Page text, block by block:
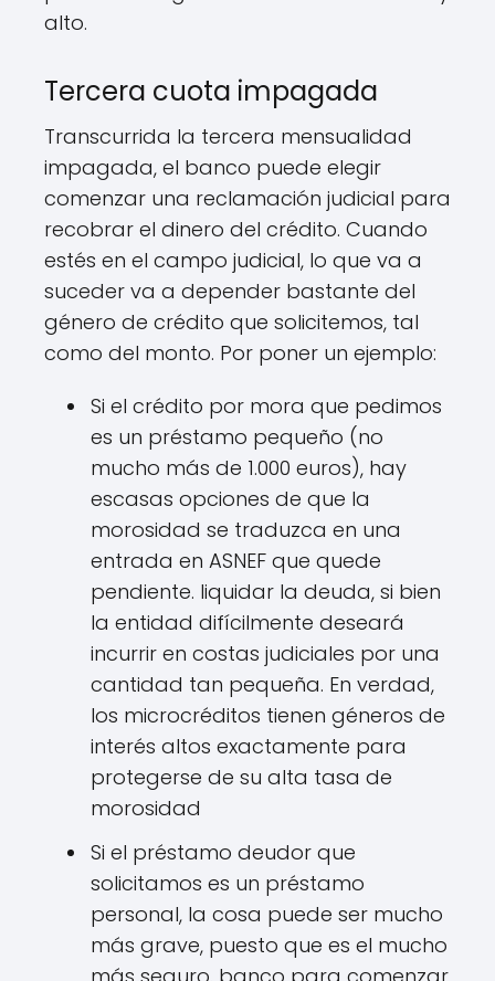
alto.
Tercera cuota impagada
Transcurrida la tercera mensualidad
impagada, el banco puede elegir
comenzar una reclamación judicial para
recobrar el dinero del crédito. Cuando
estés en el campo judicial, lo que va a
suceder va a depender bastante del
género de crédito que solicitemos, tal
como del monto. Por poner un ejemplo:
Si el crédito por mora que pedimos
es un préstamo pequeño (no
mucho más de 1.000 euros), hay
escasas opciones de que la
morosidad se traduzca en una
entrada en ASNEF que quede
pendiente. liquidar la deuda, si bien
la entidad difícilmente deseará
incurrir en costas judiciales por una
cantidad tan pequeña. En verdad,
los microcréditos tienen géneros de
interés altos exactamente para
protegerse de su alta tasa de
morosidad
Si el préstamo deudor que
solicitamos es un préstamo
personal, la cosa puede ser mucho
más grave, puesto que es el mucho